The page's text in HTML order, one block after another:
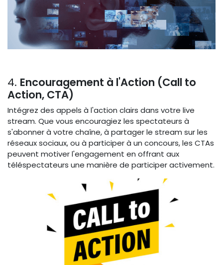
4. Encouragement à l'Action (Call to
Action, CTA)
Intégrez des appels à l'action clairs dans votre live
stream. Que vous encouragiez les spectateurs à
s'abonner à votre chaîne, à partager le stream sur les
réseaux sociaux, ou à participer à un concours, les CTAs
peuvent motiver l'engagement en offrant aux
téléspectateurs une manière de participer activement.